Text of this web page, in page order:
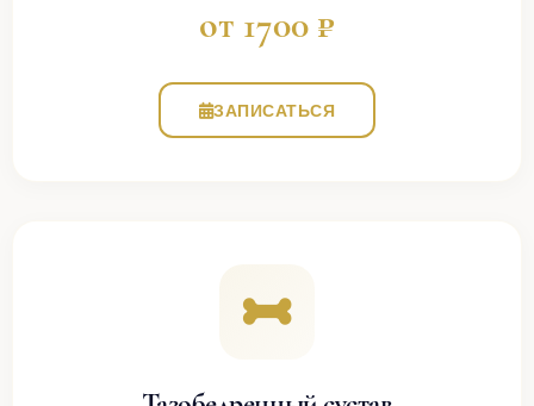
от 1700 ₽
ЗАПИСАТЬСЯ